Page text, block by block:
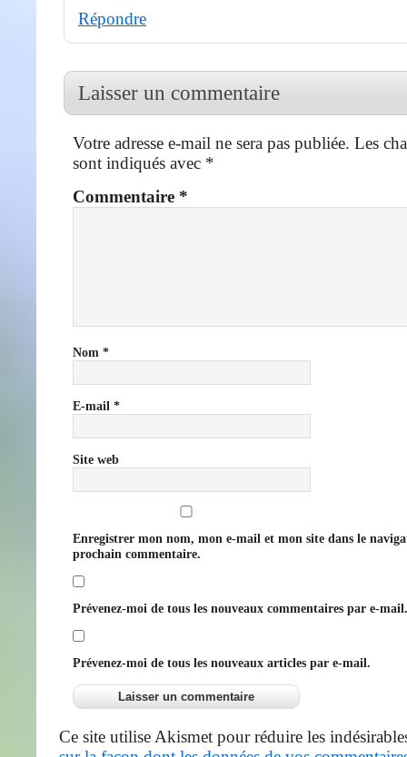
Répondre
Laisser un commentaire
Votre adresse e-mail ne sera pas publiée. Les
sont indiqués avec *
Commentaire *
Nom *
E-mail *
Site web
Enregistrer mon nom, mon e-mail et mon site dans le
prochain commentaire.
Prévenez-moi de tous les nouveaux commentaires par e-mail.
Prévenez-moi de tous les nouveaux articles par e-mail.
Ce site utilise Akismet pour réduire les